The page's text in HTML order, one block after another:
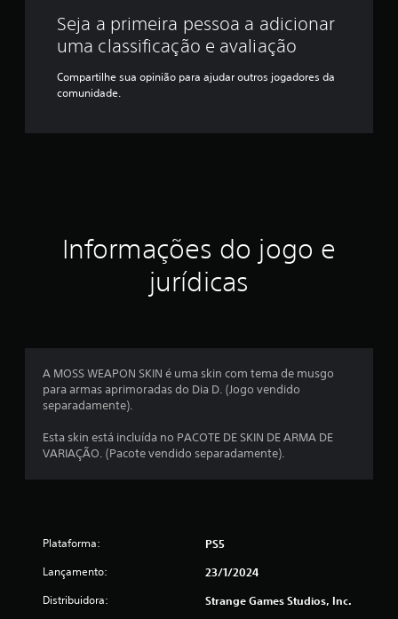
Seja a primeira pessoa a adicionar
uma classificação e avaliação
Compartilhe sua opinião para ajudar outros jogadores da
comunidade.
Informações do jogo e
jurídicas
A MOSS WEAPON SKIN é uma skin com tema de musgo
para armas aprimoradas do Dia D. (Jogo vendido
separadamente).
Esta skin está incluída no PACOTE DE SKIN DE ARMA DE
VARIAÇÃO. (Pacote vendido separadamente).
Plataforma: PS5
Lançamento: 23/1/2024
Distribuidora: Strange Games Studios, Inc.